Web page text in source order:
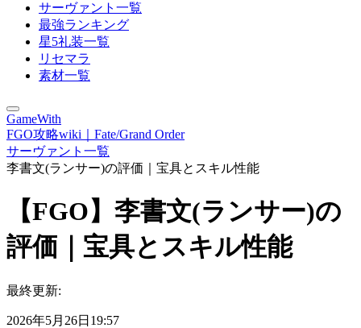
サーヴァント一覧
最強ランキング
星5礼装一覧
リセマラ
素材一覧
GameWith
FGO攻略wiki｜Fate/Grand Order
サーヴァント一覧
李書文(ランサー)の評価｜宝具とスキル性能
【FGO】李書文(ランサー)の
評価｜宝具とスキル性能
最終更新:
2026年5月26日19:57